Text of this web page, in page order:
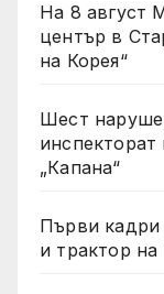
На 8 август
център в
на Корея“
Шест
„Капана“
Първи кадри
и трактор